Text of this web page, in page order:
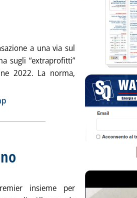
Attivato il portale e pubblicate le regole tecniche di
a una via sul
sugli “extraprofitti”
2022. La norma,
notizia: 'Extraprofitti elettrici, le
insieme per